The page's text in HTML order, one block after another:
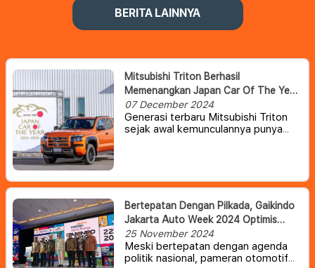
BERITA LAINNYA
Mitsubishi Triton Berhasil
Memenangkan Japan Car Of The Year
(JCOTY) 2024
07 December 2024
Generasi terbaru Mitsubishi Triton
sejak awal kemunculannya punya
memenangkan sebuah penghargaan
bergengsi di Jepang.
Bertepatan Dengan Pilkada, Gaikindo
Jakarta Auto Week 2024 Optimis
Akan Tetap Berjalan Lancar
25 November 2024
Meski bertepatan dengan agenda
politik nasional, pameran otomotif